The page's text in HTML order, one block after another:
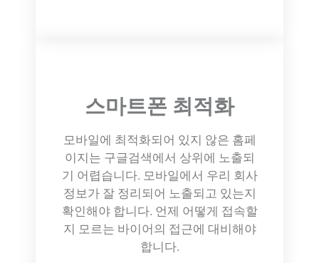
스마트폰 최적화
모바일에 최적화되어 있지 않은 홈페
이지는 구글검색에서 상위에 노출되
기 어렵습니다. 모바일에서 우리 회사
정보가 잘 정리되어 노출되고 있는지
확인해야 합니다. 언제 어떻게 접속할
지 모르는 바이어의 접근에 대비해야
합니다.